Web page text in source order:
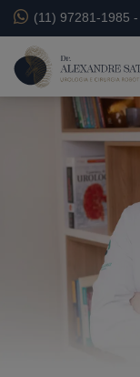
(11) 97281-1985 -